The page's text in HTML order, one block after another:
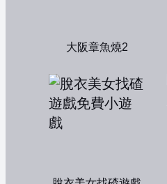
大阪章魚燒2